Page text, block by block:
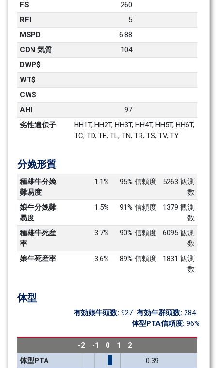
FS
260
RFI
5
MSPD
6.88
CDN 気質
104
DWP$
WT$
CW$
AHI
97
劣性遺伝子
HH1T, HH2T, HH3T, HH4T, HH5T, HH6T,
TC, TD, TE, TL, TN, TR, TS, TV, TY
分娩形質
種雄牛分娩
難易度
1.1% 95% 信頼度
5263 観測
数
娘牛分娩難
易度
1.5% 91% 信頼度
1379 観測
数
種雄牛死産
率
3.7% 90% 信頼度
6095 観測
数
娘牛死産率
3.6% 89% 信頼度
1831 観測
数
体型
有効娘牛頭数: 927 有効牛群頭数: 284
体型PTA信頼度: 96%
-2 -1 0 1
2
体型PTA
0.39